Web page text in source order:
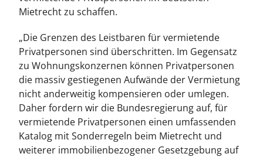
Downloads
Kontakt
Mietrecht zu schaffen.
„Die Grenzen des Leistbaren für vermietende
Privatpersonen sind überschritten. Im Gegensatz
zu Wohnungskonzernen können Privatpersonen
die massiv gestiegenen Aufwände der Vermietung
nicht anderweitig kompensieren oder umlegen.
Daher fordern wir die Bundesregierung auf, für
vermietende Privatpersonen einen umfassenden
Katalog mit Sonderregeln beim Mietrecht und
weiterer immobilienbezogener Gesetzgebung auf